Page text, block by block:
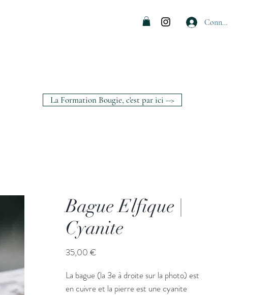
Connexion
La Formation Bougie, c'est par ici -->
Bague Elfique |
Cyanite
35,00 €
La bague (la 3e à droite sur la photo) est
en cuivre et la pierre est une cyanite